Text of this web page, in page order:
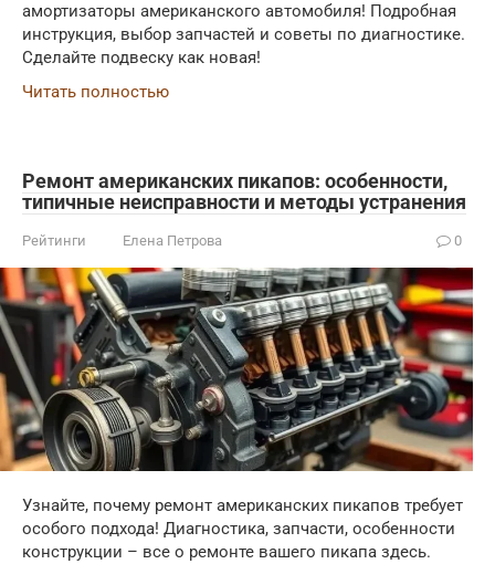
амортизаторы американского автомобиля! Подробная
инструкция, выбор запчастей и советы по диагностике.
Сделайте подвеску как новая!
Читать полностью
Ремонт американских пикапов: особенности,
типичные неисправности и методы устранения
Рейтинги Елена Петрова 0
Узнайте, почему ремонт американских пикапов требует
особого подхода! Диагностика, запчасти, особенности
конструкции – все о ремонте вашего пикапа здесь.